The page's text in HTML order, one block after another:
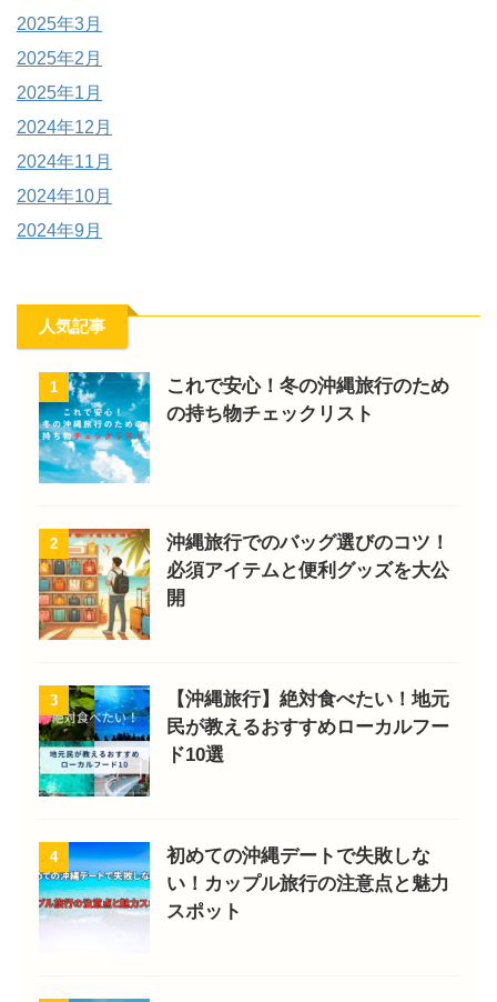
2025年3月
2025年2月
2025年1月
2024年12月
2024年11月
2024年10月
2024年9月
人気記事
1
これで安心！冬の沖縄旅行のため
の持ち物チェックリスト
2
沖縄旅行でのバッグ選びのコツ！
必須アイテムと便利グッズを大公
開
3
【沖縄旅行】絶対食べたい！地元
民が教えるおすすめローカルフー
ド10選
4
初めての沖縄デートで失敗しな
い！カップル旅行の注意点と魅力
スポット